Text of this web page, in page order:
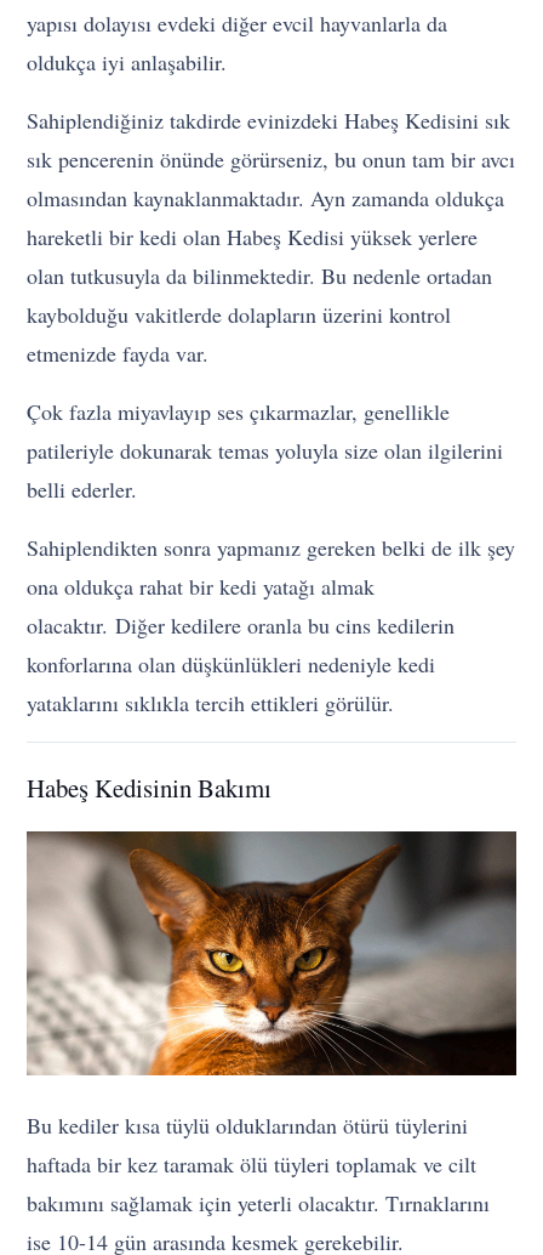
yapısı dolayısı evdeki diğer evcil hayvanlarla da
oldukça iyi anlaşabilir.
Sahiplendiğiniz takdirde evinizdeki Habeş Kedisini sık
sık pencerenin önünde görürseniz, bu onun tam bir avcı
olmasından kaynaklanmaktadır. Ayn zamanda oldukça
hareketli bir kedi olan Habeş Kedisi yüksek yerlere
olan tutkusuyla da bilinmektedir. Bu nedenle ortadan
kaybolduğu vakitlerde dolapların üzerini kontrol
etmenizde fayda var.
Çok fazla miyavlayıp ses çıkarmazlar, genellikle
patileriyle dokunarak temas yoluyla size olan ilgilerini
belli ederler.
Sahiplendikten sonra yapmanız gereken belki de ilk şey
ona oldukça rahat bir kedi yatağı almak
olacaktır. Diğer kedilere oranla bu cins kedilerin
konforlarına olan düşkünlükleri nedeniyle kedi
yataklarını sıklıkla tercih ettikleri görülür.
Habeş Kedisinin Bakımı
Bu kediler kısa tüylü olduklarından ötürü tüylerini
haftada bir kez taramak ölü tüyleri toplamak ve cilt
bakımını sağlamak için yeterli olacaktır. Tırnaklarını
ise 10-14 gün arasında kesmek gerekebilir.